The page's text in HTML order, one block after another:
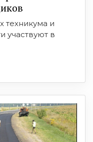
техникума и
участвуют в